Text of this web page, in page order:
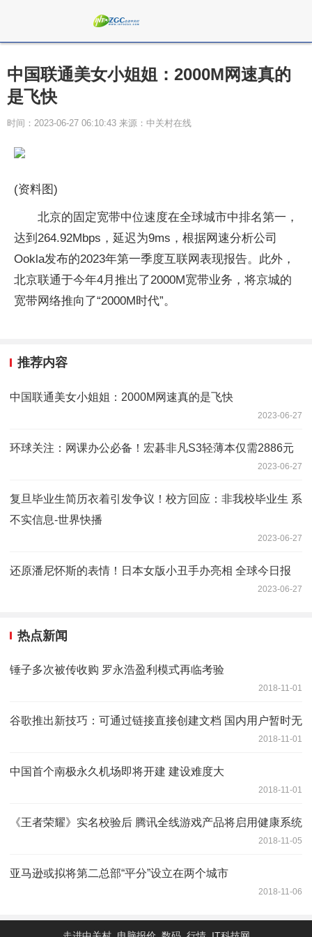
中国联通美女小姐姐：2000M网速真的
是飞快
时间：2023-06-27 06:10:43 来源：中关村在线
(资料图)
北京的固定宽带中位速度在全球城市中排名第一，
达到264.92Mbps，延迟为9ms，根据网速分析公司
Ookla发布的2023年第一季度互联网表现报告。此外，
北京联通于今年4月推出了2000M宽带业务，将京城的
宽带网络推向了“2000M时代”。
推荐内容
中国联通美女小姐姐：2000M网速真的是飞快
2023-06-27
环球关注：网课办公必备！宏碁非凡S3轻薄本仅需2886元
2023-06-27
复旦毕业生简历衣着引发争议！校方回应：非我校毕业生 系
不实信息-世界快播
2023-06-27
还原潘尼怀斯的表情！日本女版小丑手办亮相 全球今日报
2023-06-27
热点新闻
锤子多次被传收购 罗永浩盈利模式再临考验
2018-11-01
谷歌推出新技巧：可通过链接直接创建文档 国内用户暂时无
2018-11-01
中国首个南极永久机场即将开建 建设难度大
2018-11-01
《王者荣耀》实名校验后 腾讯全线游戏产品将启用健康系统
2018-11-05
亚马逊或拟将第二总部“平分”设立在两个城市
2018-11-06